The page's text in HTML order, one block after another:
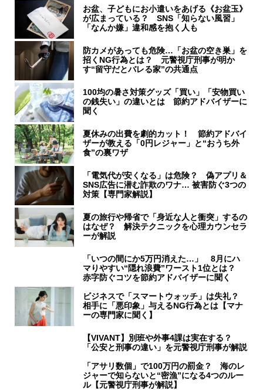
お盆、子どもにお小遣いをあげる《お盆玉》
が広まっている？ SNS「知らない風習」
「なんか嫌」違和感を抱く人も
防カメがあっても危険…「お盆の空き巣」を
招くNG行為とは？ 元警視庁刑事が明か
す“留守だとバレる家”の共通点
100均の暑さ対策グッズ「買い」「安物買い
の銭失い」の違いとは 節約アドバイザーに
聞く
夏休みの出費を劇的カット！ 節約アドバイ
ザーが教える「0円レジャー」と“おうち外
食”の裏ワザ
「電気代が安くなる」は危険？ 偽アプリ＆
SNS広告に潜む詐欺のワナ… 被害防ぐ3つの
対策【専門家解説】
夏の旅行や帰省で「身近な人と衝突」するの
はなぜ？ 解決テクニックを心理カウンセラ
ーが解説
「いつの間にか5万円消えた…」 8月にハ
マりやすい“隠れ浪費”ワースト1位とは？
赤字防ぐコツを節約アドバイザーに聞く
ビジネスで「スマートウォッチ」は失礼？
相手に「悪印象」与えるNG行為とは【マナ
ーの専門家に聞く】
【VIVANT】別班や外事4課は実在する？
「公安と刑事の違い」を元警視庁刑事が解説
「アサリ数個」で100万円の罰金？ 海のレ
ジャーで知らないと“密漁”になる4つのルー
ル【元警視庁刑事が解説】